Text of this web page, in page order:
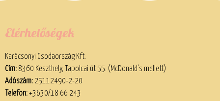
Elérhetőségek
Karácsonyi Csodaország Kft.
Cím:8360 Keszthely, Tapolcai út 55. (McDonald’s mellett)
Adószám:25112490-2-20
Telefon:+3630/18 66 243